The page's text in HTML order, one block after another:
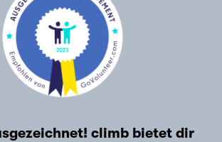
climb bietet dir